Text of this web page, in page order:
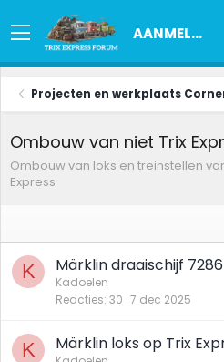
AANMELDEN
Projecten en werkplaats
Ombouw van niet Trix
Ombouw van loks en treinstellen
Express
K Märklin draaischijf
Kadoelen
Reacties 30 7 dec 2025
K Märklin loks op Trix